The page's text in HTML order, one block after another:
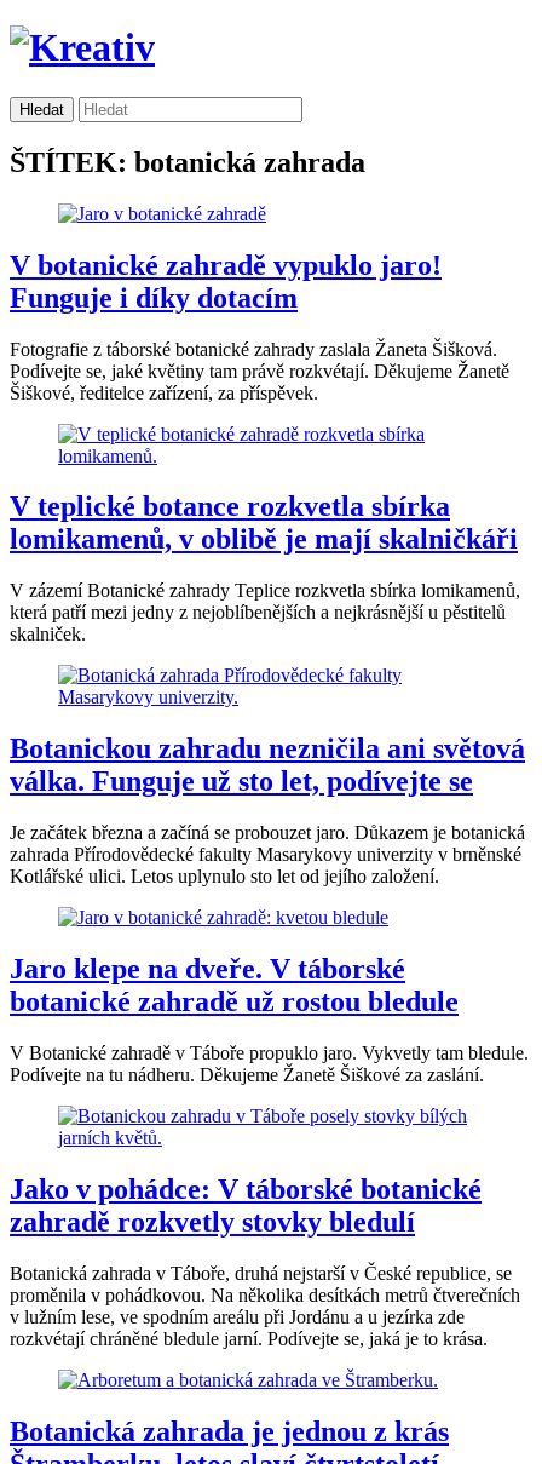
ŠTÍTEK: botanická zahrada
V botanické zahradě vypuklo jaro!
Funguje i díky dotacím
Fotografie z táborské botanické zahrady zaslala Žaneta Šišková.
Podívejte se, jaké květiny tam právě rozkvétají. Děkujeme Žanetě
Šiškové, ředitelce zařízení, za příspěvek.
V teplické botance rozkvetla sbírka
lomikamenů, v oblibě je mají skalničkáři
V zázemí Botanické zahrady Teplice rozkvetla sbírka lomikamenů,
která patří mezi jedny z nejoblíbenějších a nejkrásnější u pěstitelů
skalniček.
Botanickou zahradu nezničila ani světová
válka. Funguje už sto let, podívejte se
Je začátek března a začíná se probouzet jaro. Důkazem je botanická
zahrada Přírodovědecké fakulty Masarykovy univerzity v brněnské
Kotlářské ulici. Letos uplynulo sto let od jejího založení.
Jaro klepe na dveře. V táborské
botanické zahradě už rostou bledule
V Botanické zahradě v Táboře propuklo jaro. Vykvetly tam bledule.
Podívejte na tu nádheru. Děkujeme Žanetě Šiškové za zaslání.
Jako v pohádce: V táborské botanické
zahradě rozkvetly stovky bledulí
Botanická zahrada v Táboře, druhá nejstarší v České republice, se
proměnila v pohádkovou. Na několika desítkách metrů čtverečních
v lužním lese, ve spodním areálu při Jordánu a u jezírka zde
rozkvétají chráněné bledule jarní. Podívejte se, jaká je to krása.
Botanická zahrada je jednou z krás